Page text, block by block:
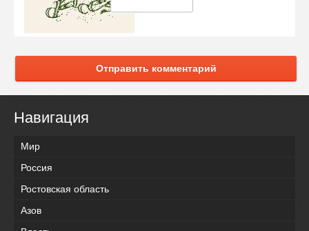
Отправить комментарий
Навигация
Мир
Россия
Ростовская область
Азов